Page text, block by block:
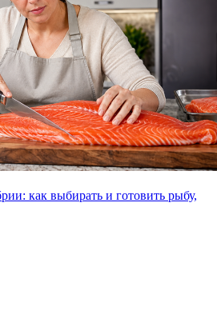
как выбирать и готовить рыбу,